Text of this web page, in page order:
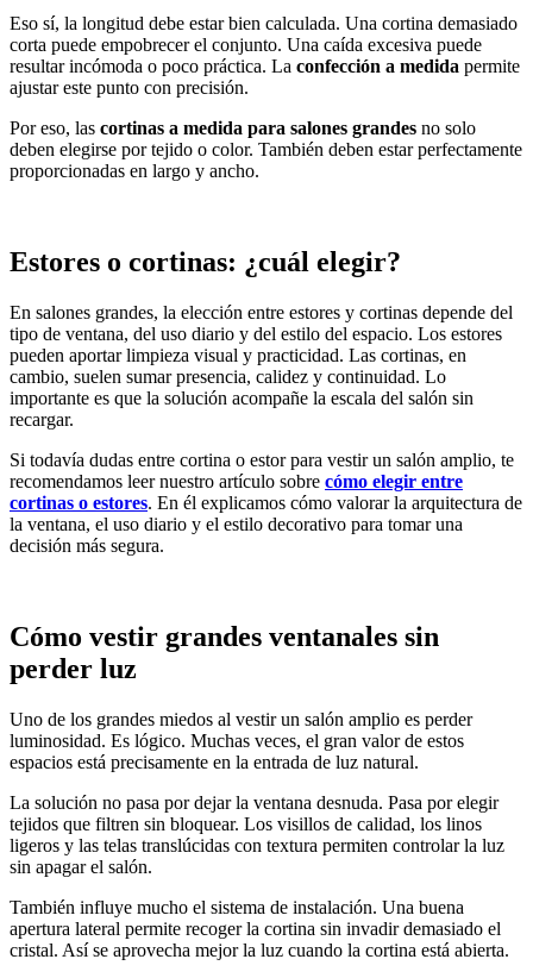
Eso sí, la longitud debe estar bien calculada. Una cortina demasiado
corta puede empobrecer el conjunto. Una caída excesiva puede
resultar incómoda o poco práctica. La confección a medida permite
ajustar este punto con precisión.
Por eso, las cortinas a medida para salones grandes no solo
deben elegirse por tejido o color. También deben estar perfectamente
proporcionadas en largo y ancho.
Estores o cortinas: ¿cuál elegir?
En salones grandes, la elección entre estores y cortinas depende del
tipo de ventana, del uso diario y del estilo del espacio. Los estores
pueden aportar limpieza visual y practicidad. Las cortinas, en
cambio, suelen sumar presencia, calidez y continuidad. Lo
importante es que la solución acompañe la escala del salón sin
recargar.
Si todavía dudas entre cortina o estor para vestir un salón amplio, te
recomendamos leer nuestro artículo sobre cómo elegir entre
cortinas o estores. En él explicamos cómo valorar la arquitectura de
la ventana, el uso diario y el estilo decorativo para tomar una
decisión más segura.
Cómo vestir grandes ventanales sin
perder luz
Uno de los grandes miedos al vestir un salón amplio es perder
luminosidad. Es lógico. Muchas veces, el gran valor de estos
espacios está precisamente en la entrada de luz natural.
La solución no pasa por dejar la ventana desnuda. Pasa por elegir
tejidos que filtren sin bloquear. Los visillos de calidad, los linos
ligeros y las telas translúcidas con textura permiten controlar la luz
sin apagar el salón.
También influye mucho el sistema de instalación. Una buena
apertura lateral permite recoger la cortina sin invadir demasiado el
cristal. Así se aprovecha mejor la luz cuando la cortina está abierta.